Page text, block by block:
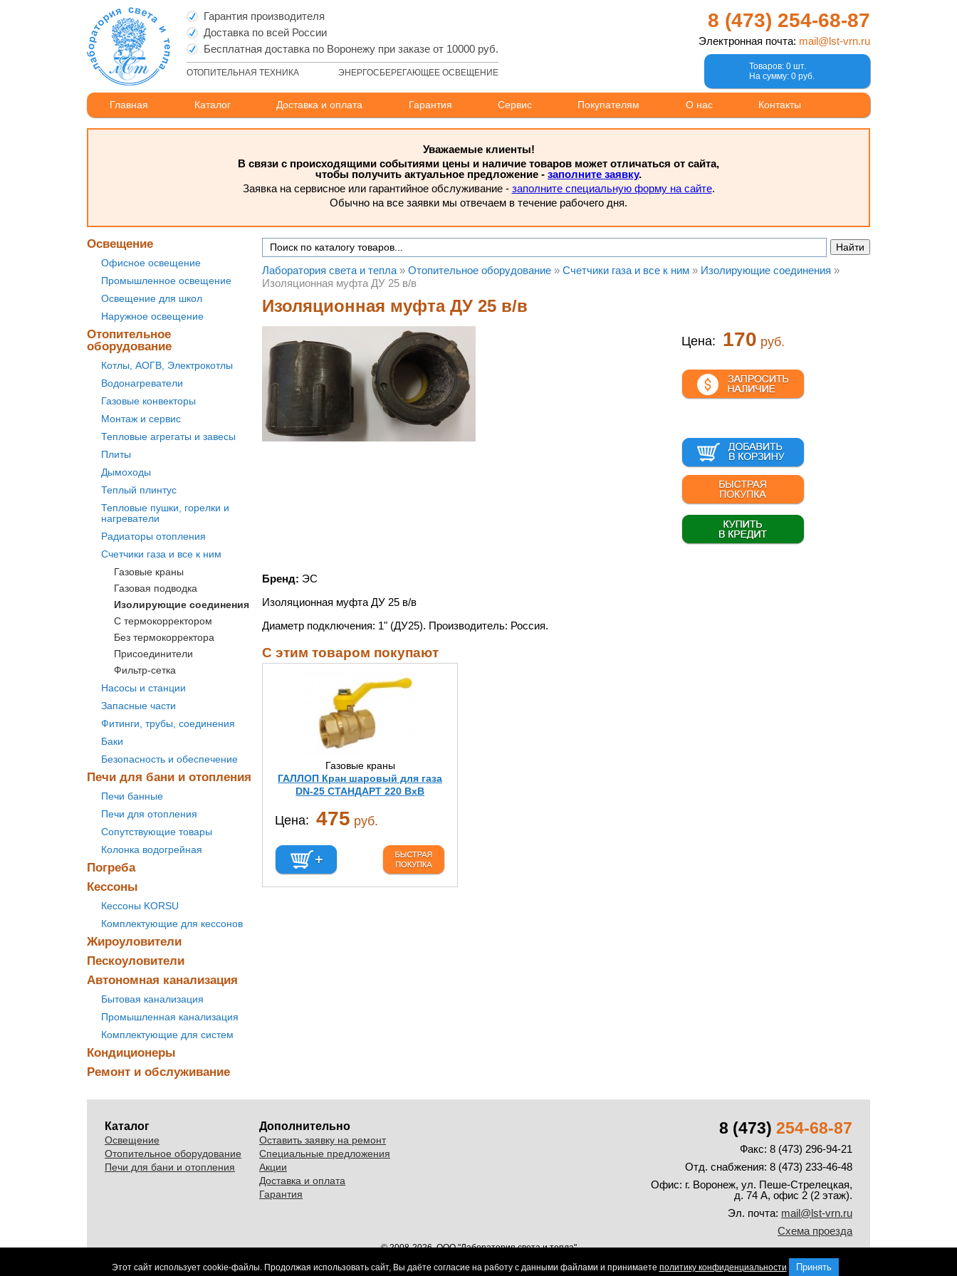
Гарантия производителя
Доставка по всей России
Бесплатная доставка по Воронежу при заказе от 10000 руб.
ОТОПИТЕЛЬНАЯ ТЕХНИКА ЭНЕРГОСБЕРЕГАЮЩЕЕ ОСВЕЩЕНИЕ
8 (473) 254-68-87
Электронная почта: mail@lst-vrn.ru
Товаров: 0 шт.
На сумму: 0 руб.
Главная Каталог Доставка и оплата Гарантия Сервис Покупателям О нас Контакты
Уважаемые клиенты!
В связи с происходящими событиями цены и наличие товаров может отличаться от сайта,
чтобы получить актуальное предложение - заполните заявку.
Заявка на сервисное или гарантийное обслуживание - заполните специальную форму на сайте.
Обычно на все заявки мы отвечаем в течение рабочего дня.
Освещение
Офисное освещение
Промышленное освещение
Освещение для школ
Наружное освещение
Отопительное
оборудование
Котлы, АОГВ, Электрокотлы
Водонагреватели
Газовые конвекторы
Монтаж и сервис
Тепловые агрегаты и завесы
Плиты
Дымоходы
Теплый плинтус
Тепловые пушки, горелки и
нагреватели
Радиаторы отопления
Счетчики газа и все к ним
Газовые краны
Газовая подводка
Изолирующие соединения
С термокорректором
Без термокорректора
Присоединители
Фильтр-сетка
Насосы и станции
Запасные части
Фитинги, трубы, соединения
Баки
Безопасность и обеспечение
Печи для бани и отопления
Печи банные
Печи для отопления
Сопутствующие товары
Колонка водогрейная
Погреба
Кессоны
Кессоны KORSU
Комплектующие для кессонов
Жироуловители
Пескоуловители
Автономная канализация
Бытовая канализация
Промышленная канализация
Комплектующие для систем
Кондиционеры
Ремонт и обслуживание
Лаборатория света и тепла » Отопительное оборудование » Счетчики газа и все к ним » Изолирующие соединения »
Изоляционная муфта ДУ 25 в/в
Изоляционная муфта ДУ 25 в/в
Цена: 170 руб.
Бренд: ЭС
Изоляционная муфта ДУ 25 в/в
Диаметр подключения: 1" (ДУ25). Производитель: Россия.
С этим товаром покупают
Газовые краны
ГАЛЛОП Кран шаровый для газа
DN-25 СТАНДАРТ 220 ВхВ
Цена: 475 руб.
Каталог
Освещение
Отопительное оборудование
Печи для бани и отопления
Дополнительно
Оставить заявку на ремонт
Специальные предложения
Акции
Доставка и оплата
Гарантия
8 (473) 254-68-87
Факс: 8 (473) 296-94-21
Отд. снабжения: 8 (473) 233-46-48
Офис: г. Воронеж, ул. Пеше-Стрелецкая,
д. 74 А, офис 2 (2 этаж).
Эл. почта: mail@lst-vrn.ru
Схема проезда
© 2008-2026. ООО "Лаборатория света и тепла"
Создание и продвижение сайтов в Воронежеinside36.com.
Этот сайт использует cookie-файлы. Продолжая использовать сайт, Вы даёте согласие на работу с данными файлами и принимаете политику конфиденциальности Принять